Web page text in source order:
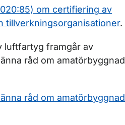
om certifiering av
tillverkningsorganisationer.
luftfartyg framgår av
råd om amatörbyggnad
råd om amatörbyggnad